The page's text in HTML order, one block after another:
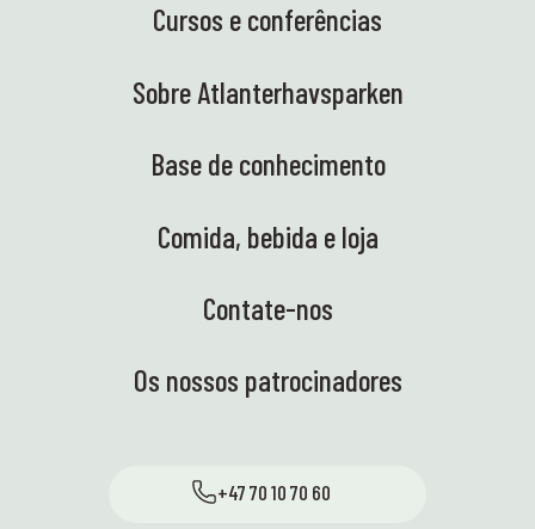
Cursos e conferências
Sobre Atlanterhavsparken
Base de conhecimento
Comida, bebida e loja
Contate-nos
Os nossos patrocinadores
+47 70 10 70 60